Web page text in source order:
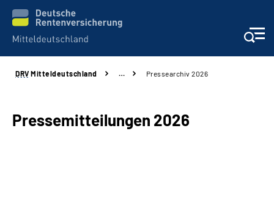
Aktuelles
Beratung und Kontakt
DRV Mitteldeutschland … Pressearchiv 2026
Pressemitteilungen 2026